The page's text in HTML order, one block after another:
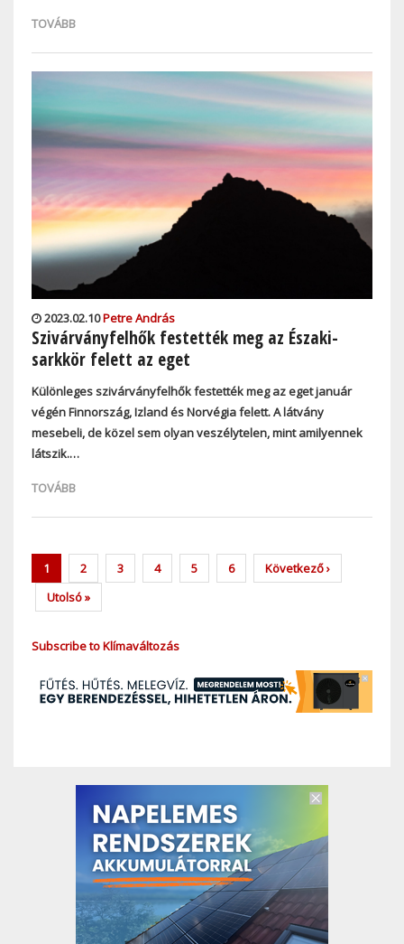
TOVÁBB
2023.02.10Petre András
Szivárványfelhők festették meg az Északi-
sarkkör felett az eget
Különleges szivárványfelhők festették meg az eget január
végén Finnország, Izland és Norvégia felett. A látvány
mesebeli, de közel sem olyan veszélytelen, mint amilyennek
látszik.…
TOVÁBB
Pagination
Current
page
1 Page
2 Page
3 Page
4 Page
5 Page
6
Next
page
Következő ›
Last
page
Utolsó »
Subscribe to Klímaváltozás